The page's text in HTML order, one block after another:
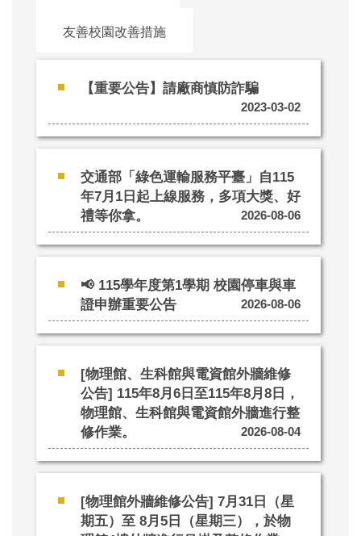
友善校園改善措施
【重要公告】請廠商慎防詐騙
2023-03-02
交通部「綠色運輸服務平臺」自115
年7月1日起上線服務，多項大獎、好
禮等你拿。
2026-08-06
📢 115學年度第1學期 校園停車與車
證申辦重要公告
2026-08-06
[物理館、生科館與電資館外牆維修
公告] 115年8月6日至115年8月8日，
物理館、生科館與電資館外牆進行整
修作業。
2026-08-04
[物理館外牆維修公告] 7月31日（星
期五）至 8月5日（星期三），於物